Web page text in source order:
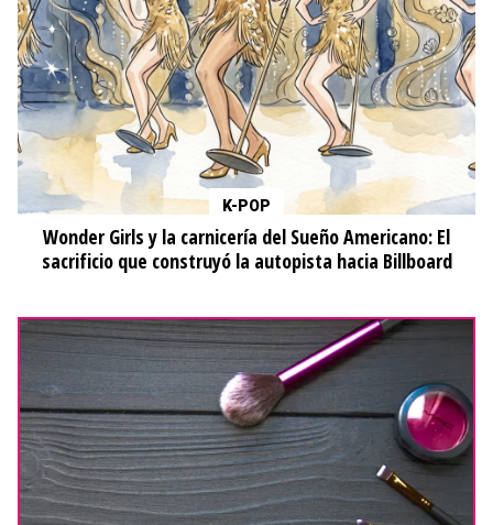
K-POP
Wonder Girls y la carnicería del Sueño Americano: El
sacrificio que construyó la autopista hacia Billboard